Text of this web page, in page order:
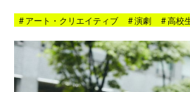
#アート・クリエイティブ #演劇 #高校